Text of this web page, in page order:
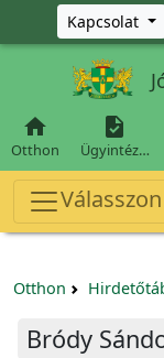
Ugrás a főKapcsolat

Otthon

Ügyintéz…
Otthon
Bródy